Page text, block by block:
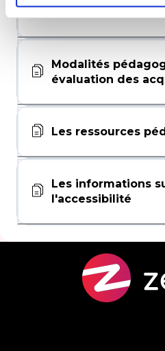
Modalités
évaluation des
Les ressources
Les informations
l'accessibilité